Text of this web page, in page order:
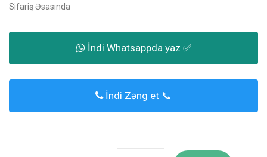
Sifariş Əsasında
İndi Whatsappda yaz ✅
İndi Zəng et 📞